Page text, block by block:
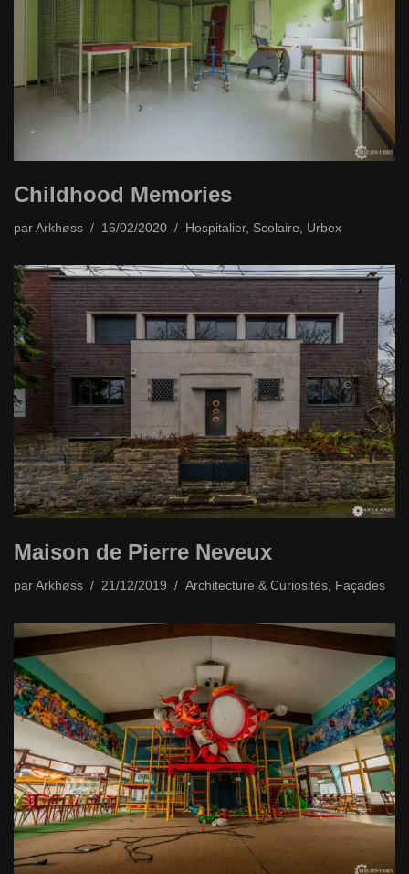
Childhood Memories
par Arkhøss 16/02/2020 Hospitalier, Scolaire Urbex
Maison de Pierre Neveux
par Arkhøss 21/12/2019 Architecture & Curiosités, Façades